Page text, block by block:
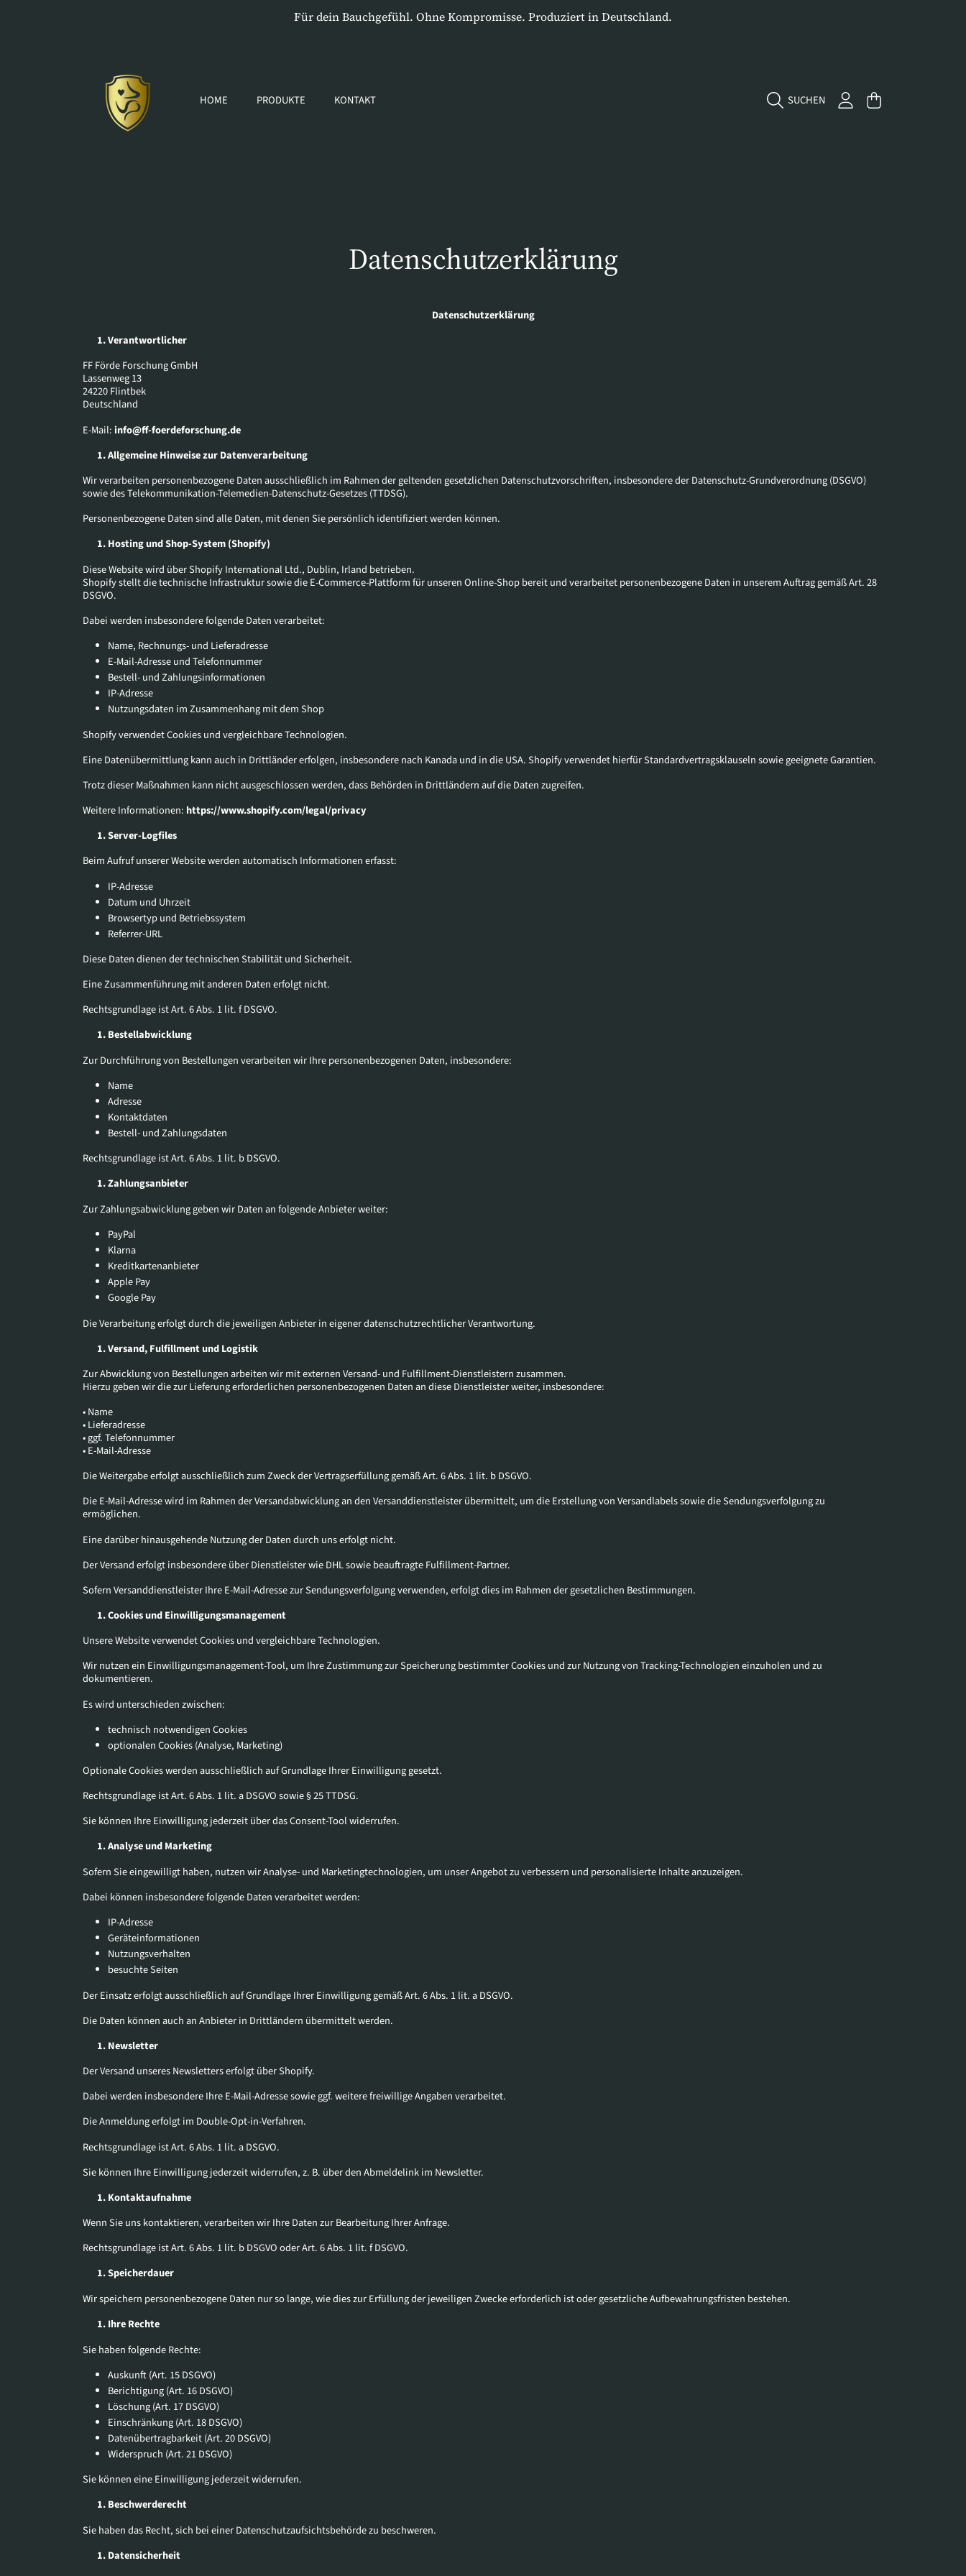
Für dein Bauchgefühl. Ohne Kompromisse. Produziert in Deutschland.
HOME PRODUKTE KONTAKT SUCHENEINLOGGEN
WARENKORB
Datenschutzerklärung
Datenschutzerklärung
Verantwortlicher
FF Förde Forschung GmbH
Lassenweg 13
24220 Flintbek
Deutschland
E-Mail:info@ff-foerdeforschung.de
Allgemeine Hinweise zur Datenverarbeitung
Wir verarbeiten personenbezogene Daten ausschließlich im Rahmen der geltenden gesetzlichen Datenschutzvorschriften, insbesondere der Datenschutz-Grundverordnung (DSGVO)
sowie des Telekommunikation-Telemedien-Datenschutz-Gesetzes (TTDSG).
Personenbezogene Daten sind alle Daten, mit denen Sie persönlich identifiziert werden können.
Hosting und Shop-System (Shopify)
Diese Website wird über Shopify International Ltd., Dublin, Irland betrieben.
Shopify stellt die technische Infrastruktur sowie die E-Commerce-Plattform für unseren Online-Shop bereit und verarbeitet personenbezogene Daten in unserem Auftrag gemäß Art. 28
DSGVO.
Dabei werden insbesondere folgende Daten verarbeitet:
Name, Rechnungs- und Lieferadresse
E-Mail-Adresse und Telefonnummer
Bestell- und Zahlungsinformationen
IP-Adresse
Nutzungsdaten im Zusammenhang mit dem Shop
Shopify verwendet Cookies und vergleichbare Technologien.
Eine Datenübermittlung kann auch in Drittländer erfolgen, insbesondere nach Kanada und in die USA. Shopify verwendet hierfür Standardvertragsklauseln sowie geeignete Garantien.
Trotz dieser Maßnahmen kann nicht ausgeschlossen werden, dass Behörden in Drittländern auf die Daten zugreifen.
Weitere Informationen: https://www.shopify.com/legal/privacy
Server-Logfiles
Beim Aufruf unserer Website werden automatisch Informationen erfasst:
IP-Adresse
Datum und Uhrzeit
Browsertyp und Betriebssystem
Referrer-URL
Diese Daten dienen der technischen Stabilität und Sicherheit.
Eine Zusammenführung mit anderen Daten erfolgt nicht.
Rechtsgrundlage ist Art. 6 Abs. 1 lit. f DSGVO.
Bestellabwicklung
Zur Durchführung von Bestellungen verarbeiten wir Ihre personenbezogenen Daten, insbesondere:
Name
Adresse
Kontaktdaten
Bestell- und Zahlungsdaten
Rechtsgrundlage ist Art. 6 Abs. 1 lit. b DSGVO.
Zahlungsanbieter
Zur Zahlungsabwicklung geben wir Daten an folgende Anbieter weiter:
PayPal
Klarna
Kreditkartenanbieter
Apple Pay
Google Pay
Die Verarbeitung erfolgt durch die jeweiligen Anbieter in eigener datenschutzrechtlicher Verantwortung.
Versand, Fulfillment und Logistik
Zur Abwicklung von Bestellungen arbeiten wir mit externen Versand- und Fulfillment-Dienstleistern zusammen.
Hierzu geben wir die zur Lieferung erforderlichen personenbezogenen Daten an diese Dienstleister weiter, insbesondere:
• Name
• Lieferadresse
• ggf. Telefonnummer
• E-Mail-Adresse
Die Weitergabe erfolgt ausschließlich zum Zweck der Vertragserfüllung gemäß Art. 6 Abs. 1 lit. b DSGVO.
Die E-Mail-Adresse wird im Rahmen der Versandabwicklung an den Versanddienstleister übermittelt, um die Erstellung von Versandlabels sowie die Sendungsverfolgung zu
ermöglichen.
Eine darüber hinausgehende Nutzung der Daten durch uns erfolgt nicht.
Der Versand erfolgt insbesondere über Dienstleister wie DHL sowie beauftragte Fulfillment-Partner.
Sofern Versanddienstleister Ihre E-Mail-Adresse zur Sendungsverfolgung verwenden, erfolgt dies im Rahmen der gesetzlichen Bestimmungen.
Cookies und Einwilligungsmanagement
Unsere Website verwendet Cookies und vergleichbare Technologien.
Wir nutzen ein Einwilligungsmanagement-Tool, um Ihre Zustimmung zur Speicherung bestimmter Cookies und zur Nutzung von Tracking-Technologien einzuholen und zu
dokumentieren.
Es wird unterschieden zwischen:
technisch notwendigen Cookies
optionalen Cookies (Analyse, Marketing)
Optionale Cookies werden ausschließlich auf Grundlage Ihrer Einwilligung gesetzt.
Rechtsgrundlage ist Art. 6 Abs. 1 lit. a DSGVO sowie § 25 TTDSG.
Sie können Ihre Einwilligung jederzeit über das Consent-Tool widerrufen.
Analyse und Marketing
Sofern Sie eingewilligt haben, nutzen wir Analyse- und Marketingtechnologien, um unser Angebot zu verbessern und personalisierte Inhalte anzuzeigen.
Dabei können insbesondere folgende Daten verarbeitet werden:
IP-Adresse
Geräteinformationen
Nutzungsverhalten
besuchte Seiten
Der Einsatz erfolgt ausschließlich auf Grundlage Ihrer Einwilligung gemäß Art. 6 Abs. 1 lit. a DSGVO.
Die Daten können auch an Anbieter in Drittländern übermittelt werden.
Newsletter
Der Versand unseres Newsletters erfolgt über Shopify.
Dabei werden insbesondere Ihre E-Mail-Adresse sowie ggf. weitere freiwillige Angaben verarbeitet.
Die Anmeldung erfolgt im Double-Opt-in-Verfahren.
Rechtsgrundlage ist Art. 6 Abs. 1 lit. a DSGVO.
Sie können Ihre Einwilligung jederzeit widerrufen, z. B. über den Abmeldelink im Newsletter.
Kontaktaufnahme
Wenn Sie uns kontaktieren, verarbeiten wir Ihre Daten zur Bearbeitung Ihrer Anfrage.
Rechtsgrundlage ist Art. 6 Abs. 1 lit. b DSGVO oder Art. 6 Abs. 1 lit. f DSGVO.
Speicherdauer
Wir speichern personenbezogene Daten nur so lange, wie dies zur Erfüllung der jeweiligen Zwecke erforderlich ist oder gesetzliche Aufbewahrungsfristen bestehen.
Ihre Rechte
Sie haben folgende Rechte:
Auskunft (Art. 15 DSGVO)
Berichtigung (Art. 16 DSGVO)
Löschung (Art. 17 DSGVO)
Einschränkung (Art. 18 DSGVO)
Datenübertragbarkeit (Art. 20 DSGVO)
Widerspruch (Art. 21 DSGVO)
Sie können eine Einwilligung jederzeit widerrufen.
Beschwerderecht
Sie haben das Recht, sich bei einer Datenschutzaufsichtsbehörde zu beschweren.
Datensicherheit